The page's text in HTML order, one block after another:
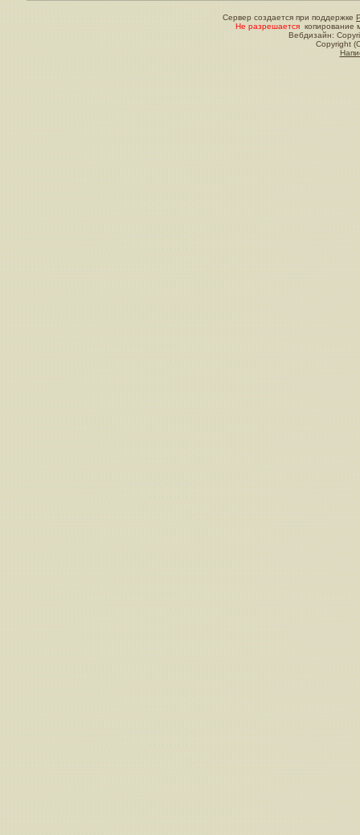
Сервер создается при поддержке
Не разрешается копирование
Вебдизайн:
Copyright